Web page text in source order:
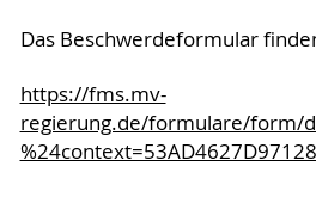
Das Beschwerdeformular
https://fms.mv-
regierung.de/formulare/form/